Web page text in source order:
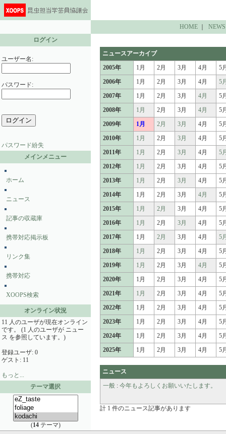
HOME｜ NEWS
ログイン
ユーザー名:
パスワード:
パスワード紛失
メインメニュー
ホーム
ニュース
記事の収蔵庫
携帯対応掲示板
リンク集
携帯対応
XOOPS検索
オンライン状況
11 人のユーザが現在オンライン
です。 (1 人のユーザが ニュー
ス を参照しています。)
登録ユーザ: 0
ゲスト: 11
もっと...
テーマ選択
(14テーマ)
ニュースアーカイブ
2005年
1月 2月 3月 4月
5
2006年
1月 2月 3月 4月
5
2007年
1月 2月 3月 4月
5
2008年
1月 2月 3月 4月
5
2009年
1月 2月 3月 4月
5
2010年
1月 2月 3月 4月
5
2011年
1月 2月 3月 4月
5
2012年
1月 2月 3月 4月
5
2013年
1月 2月 3月 4月
5
2014年
1月 2月 3月 4月
5
2015年
1月 2月 3月 4月
5
2016年
1月 2月 3月 4月
5
2017年
1月 2月 3月 4月
5
2018年
1月 2月 3月 4月
5
2019年
1月 2月 3月 4月
5
2020年
1月 2月 3月 4月
5
2021年
1月 2月 3月 4月
5
2022年
1月 2月 3月 4月
5
2023年
1月 2月 3月 4月
5
2024年
1月 2月 3月 4月
5
2025年
1月 2月 3月 4月 5
ニュース
一般 : 今年もよろしくお願いいたします。
計 1 件のニュース記事があります